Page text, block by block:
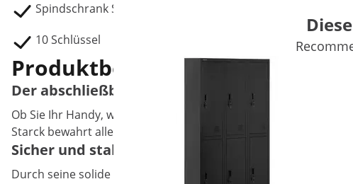
Spindschrank STAR_MCAB_08
10 Schlüssel
Produktbeschreibung
Der abschließbare Metallschrank für Büro,
Ob Sie Ihr Handy, wichtige Akten, Ihren Geldbeutel oder
Starck bewahrt alles hinter robusten Stahltüren auf. Durch
Sicher und stabil – der Schließfachschrank aus
Durch seine solide Konstruktion und die fünf mit Dreipunkt-